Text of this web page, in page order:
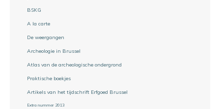
BSKG
A la carte
De weergangen
Archeologie in Brussel
Atlas van de archeologische ondergrond
Praktische boekjes
Artikels van het tijdschrift Erfgoed Brussel
Extra nummer 2013